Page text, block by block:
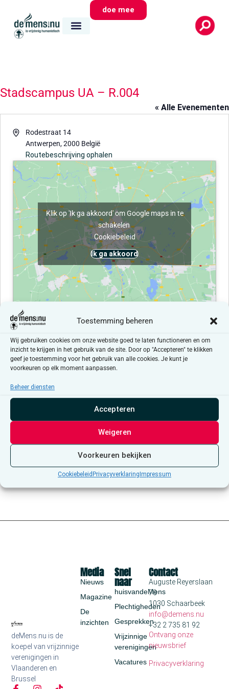
Toestemming beheren
Wij gebruiken cookies om onze website goed te laten functioneren en om
inzicht te krijgen in het gebruik van de site. Door op "Accepteren" te klikken
geef je toestemming voor het gebruik van alle cookies. Je kunt je
voorkeuren op elk moment aanpassen.
Beheer diensten
Accepteren
Weigeren
Voorkeuren bekijken
Cookiebeleid Privacyverklaring Impressum
doe mee
Stadscampus UA – R.004
« Alle Evenementen
AdresRodestraat 14
Antwerpen,2000 België
Routebeschrijving ophalen
Klik op 'Ik ga akkoord' om Google maps in te
schakelen
Cookiebeleid
Ik ga akkoord
Evenementen at this locatie
BerichtEr zijn geen resultaten gevonden.
Aankomende
Selecteer
datum.
Abonneer op kalender
deMens.nu is de
koepel van vrijzinnige
verenigingen in
Vlaanderen en
Brussel
Snel
naar
huisvandeMens
Plechtigheden
Gesprekken
Vrijzinnige
verenigingen
Vacatures
Media
Nieuws
Magazine
De
inzichten
Contact
Auguste Reyerslaan
70
1030 Schaarbeek
info@demens.nu
+32 2 735 81 92
Ontvang onze
nieuwsbrief
Privacyverklaring